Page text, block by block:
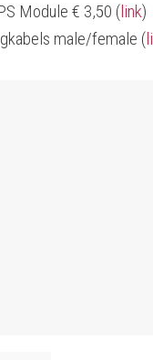
Module € 3,50 (link)
male/female (